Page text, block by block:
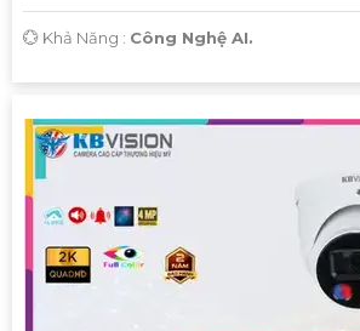
️💮 Khả Năng : Công Nghệ AI.